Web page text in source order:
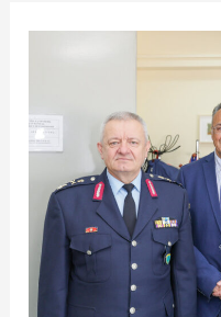
Τουρισμού
Υγειονομικού